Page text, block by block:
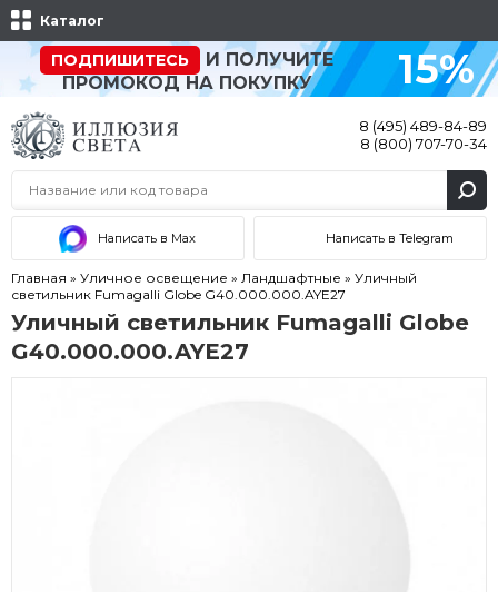
Каталог
ПОДПИШИТЕСЬ
И ПОЛУЧИТЕ
ПРОМОКОД НА ПОКУПКУ
15%
8 (495) 489-84-89
8 (800) 707-70-34
Написать в Max Написать в Telegram
Главная » Уличное освещение » Ландшафтные » Уличный
светильник Fumagalli Globe G40.000.000.AYE27
Уличный светильник Fumagalli Globe
G40.000.000.AYE27